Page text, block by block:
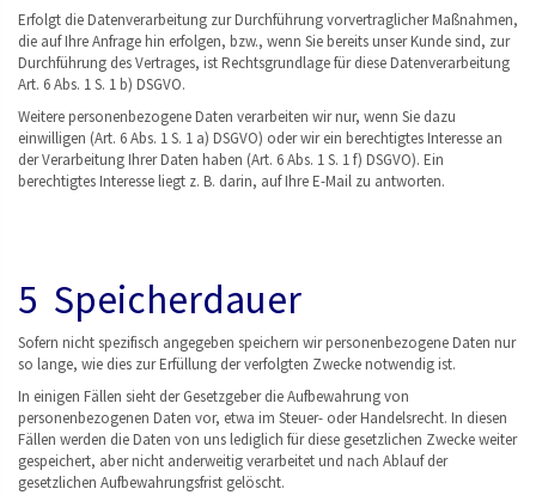
Erfolgt die Datenverarbeitung zur Durchführung vorvertraglicher Maßnahmen,
die auf Ihre Anfrage hin erfolgen, bzw., wenn Sie bereits unser Kunde sind, zur
Durchführung des Vertrages, ist Rechtsgrundlage für diese Datenverarbeitung
Art. 6 Abs. 1 S. 1 b) DSGVO.
Weitere personenbezogene Daten verarbeiten wir nur, wenn Sie dazu
einwilligen (Art. 6 Abs. 1 S. 1 a) DSGVO) oder wir ein berechtigtes Interesse an
der Verarbeitung Ihrer Daten haben (Art. 6 Abs. 1 S. 1 f) DSGVO). Ein
berechtigtes Interesse liegt z. B. darin, auf Ihre E-Mail zu antworten.
5 Speicherdauer
Sofern nicht spezifisch angegeben speichern wir personenbezogene Daten nur
so lange, wie dies zur Erfüllung der verfolgten Zwecke notwendig ist.
In einigen Fällen sieht der Gesetzgeber die Aufbewahrung von
personenbezogenen Daten vor, etwa im Steuer- oder Handelsrecht. In diesen
Fällen werden die Daten von uns lediglich für diese gesetzlichen Zwecke weiter
gespeichert, aber nicht anderweitig verarbeitet und nach Ablauf der
gesetzlichen Aufbewahrungsfrist gelöscht.